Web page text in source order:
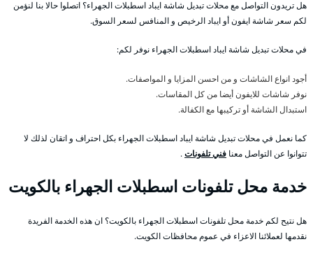
هل تريدون التواصل مع محلات تبديل شاشة ايباد اسطبلات الجهراء؟ اتصلوا حالا بنا لنؤمن
لكم سعر شاشة ايفون أو ايباد الرخيص و المنافس لسعر السوق.
في محلات تبديل شاشة ايباد اسطبلات الجهراء نوفر لكم:
أجود انواع الشاشات و من احسن المزايا و المواصفات.
نوفر شاشات للايفون أيضا من كل المقاسات.
استبدال الشاشة أو تركيبها مع الكفالة.
كما نعمل في محلات تبديل شاشة ايباد اسطبلات الجهراء بكل احتراف و اتقان لذلك لا
تتوانوا عن التواصل معنا فني تلفونات.
خدمة محل تلفونات اسطبلات الجهراء بالكويت
هل نتيح لكم خدمة محل تلفونات اسطبلات الجهراء بالكويت؟ ان هذه الخدمة الفريدة
نقدمها لعملائنا الاعزاء في عموم محافظات الكويت.